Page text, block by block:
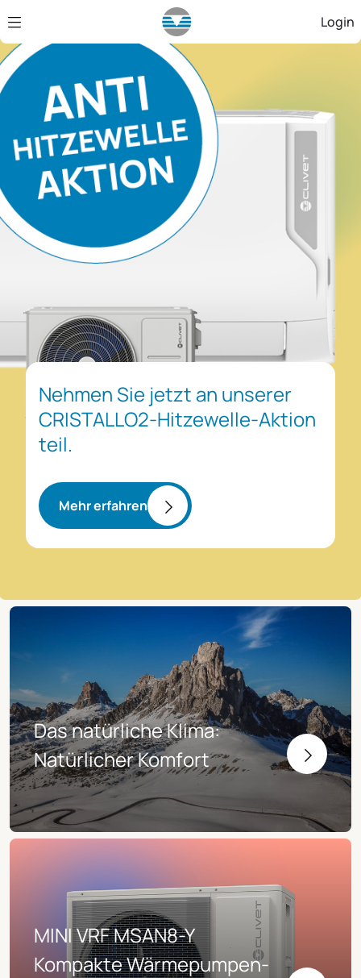
Zum Hauptinhalt springen Login
Nehmen Sie jetzt an unserer
CRISTALLO2-Hitzewelle-Aktion
teil.
Mehr erfahren
Das natürliche Klima:
Natürlicher Komfort
MINI VRF MSAN8-Y
Kompakte Wärmepumpen-